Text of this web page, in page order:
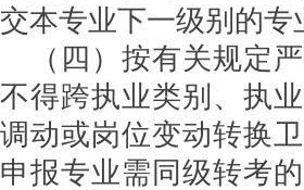
交本专业下一级别的
（四）按有关规定
不得跨执业类别、执
调动或岗位变动转换
申报专业需同级转考